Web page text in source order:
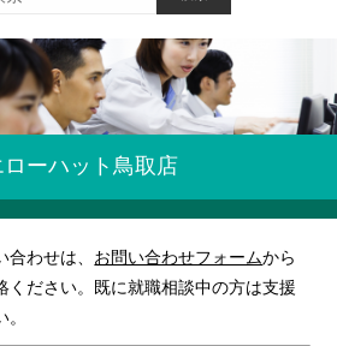
ーハット鳥取店
わせは、 お問い合わせフォームから
ください。既に就職相談中の方は支援